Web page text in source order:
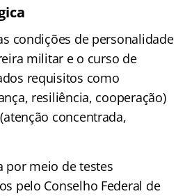
condições de personalidade
militar e o curso de
requisitos como
resiliência, cooperação)
concentrada,
por meio de testes
pelo Conselho Federal de